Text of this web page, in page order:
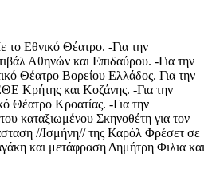
το Εθνικό Θέατρο. -Για την
Αθηνών και Επιδαύρου. -Για την
Θέατρο Βορείου Ελλάδος. Για την
Κρήτης και Κοζάνης. -Για την
Θέατρο Κροατίας. -Για την
καταξιωμένου Σκηνοθέτη για τον
//Ισμήνη// της Καρόλ Φρέσετ σε
και μετάφραση Δημήτρη Φιλια και